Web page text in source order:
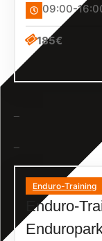
09:00-
185€
Enduro-Training
Enduro-